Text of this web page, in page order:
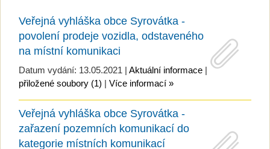
Veřejná vyhláška obce Syrovátka -
povolení prodeje vozidla, odstaveného
na místní komunikaci
Datum vydání: 13.05.2021 | Aktuální informace |
přiložené soubory (1) | Více informací »
Veřejná vyhláška obce Syrovátka -
zařazení pozemních komunikací do
kategorie místních komunikací